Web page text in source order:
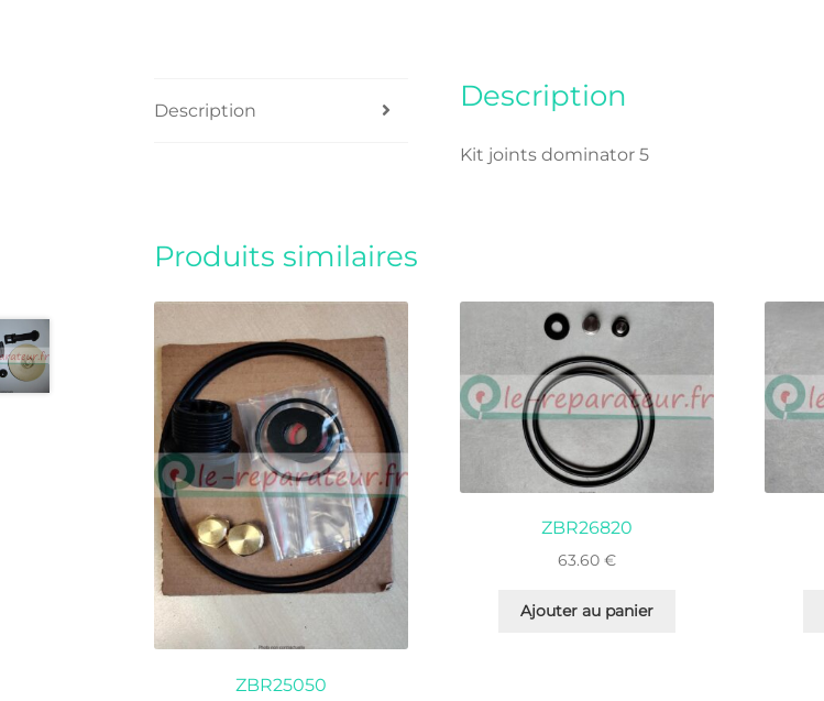
Description Description
Kit joints dominator 5
Produits similaires
ZBR25050
ZBR26820
63.60 €
Ajouter au panier